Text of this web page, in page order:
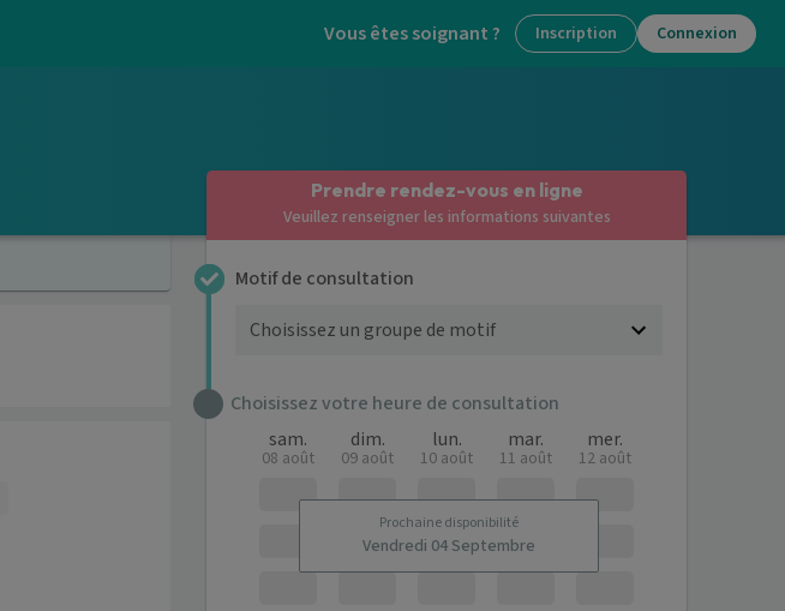
Vous êtes soignant ? Inscription Connexion
Prendre rendez-vous en ligne
Veuillez renseigner les informations suivantes
Motif de consultation
Choisissez votre heure de consultation
Prochaine disponibilité
Vendredi 04 Septembre
sam.
08 août
dim.
09 août
lun.
10 août
mar.
11 août
mer.
12 août